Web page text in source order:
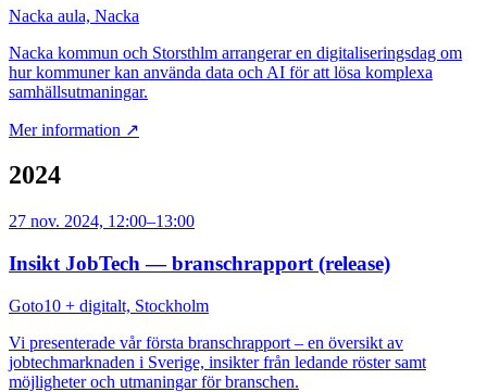
Nacka aula, Nacka
Nacka kommun och Storsthlm arrangerar en digitaliseringsdag om
hur kommuner kan använda data och AI för att lösa komplexa
samhällsutmaningar.
Mer information ↗
2024
27 nov. 2024, 12:00–13:00
Insikt JobTech — branschrapport (release)
Goto10 + digitalt, Stockholm
Vi presenterade vår första branschrapport – en översikt av
jobtechmarknaden i Sverige, insikter från ledande röster samt
möjligheter och utmaningar för branschen.